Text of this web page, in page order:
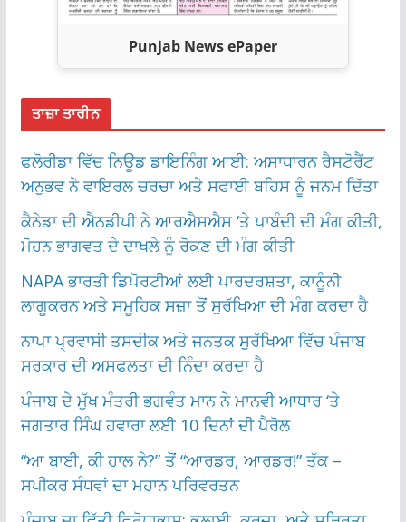
Punjab News ePaper
ਤਾਜ਼ਾ ਤਾਰੀਨ
ਫਲੋਰੀਡਾ ਵਿੱਚ ਨਿਊਡ ਡਾਇਨਿੰਗ ਆਈ: ਅਸਾਧਾਰਨ ਰੈਸਟੋਰੈਂਟ
ਅਨੁਭਵ ਨੇ ਵਾਇਰਲ ਚਰਚਾ ਅਤੇ ਸਫਾਈ ਬਹਿਸ ਨੂੰ ਜਨਮ ਦਿੱਤਾ
ਕੈਨੇਡਾ ਦੀ ਐਨਡੀਪੀ ਨੇ ਆਰਐਸਐਸ ‘ਤੇ ਪਾਬੰਦੀ ਦੀ ਮੰਗ ਕੀਤੀ,
ਮੋਹਨ ਭਾਗਵਤ ਦੇ ਦਾਖਲੇ ਨੂੰ ਰੋਕਣ ਦੀ ਮੰਗ ਕੀਤੀ
NAPA ਭਾਰਤੀ ਡਿਪੋਰਟੀਆਂ ਲਈ ਪਾਰਦਰਸ਼ਤਾ, ਕਾਨੂੰਨੀ
ਲਾਗੂਕਰਨ ਅਤੇ ਸਮੂਹਿਕ ਸਜ਼ਾ ਤੋਂ ਸੁਰੱਖਿਆ ਦੀ ਮੰਗ ਕਰਦਾ ਹੈ
ਨਾਪਾ ਪ੍ਰਵਾਸੀ ਤਸਦੀਕ ਅਤੇ ਜਨਤਕ ਸੁਰੱਖਿਆ ਵਿੱਚ ਪੰਜਾਬ
ਸਰਕਾਰ ਦੀ ਅਸਫਲਤਾ ਦੀ ਨਿੰਦਾ ਕਰਦਾ ਹੈ
ਪੰਜਾਬ ਦੇ ਮੁੱਖ ਮੰਤਰੀ ਭਗਵੰਤ ਮਾਨ ਨੇ ਮਾਨਵੀ ਆਧਾਰ ‘ਤੇ
ਜਗਤਾਰ ਸਿੰਘ ਹਵਾਰਾ ਲਈ 10 ਦਿਨਾਂ ਦੀ ਪੈਰੋਲ
“ਆ ਬਾਈ, ਕੀ ਹਾਲ ਨੇ?” ਤੋਂ “ਆਰਡਰ, ਆਰਡਰ!” ਤੱਕ –
ਸਪੀਕਰ ਸੰਧਵਾਂ ਦਾ ਮਹਾਨ ਪਰਿਵਰਤਨ